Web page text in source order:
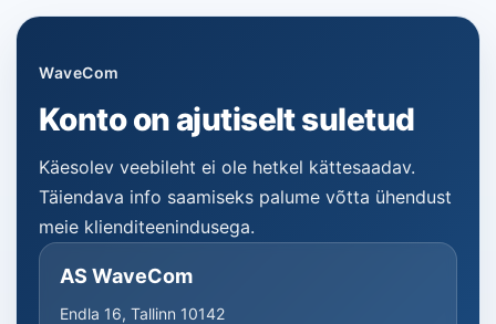
WaveCom
Konto on ajutiselt suletud
Käesolev veebileht ei ole hetkel kättesaadav.
Täiendava info saamiseks palume võtta ühendust
meie klienditeenindusega.
AS WaveCom
Endla 16, Tallinn 10142